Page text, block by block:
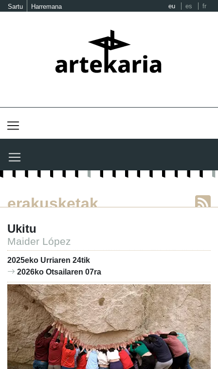
Sartu Harremana eu es fr
erakusketak
Ukitu
Maider López
2025eko Urriaren 24tik
2026ko Otsailaren 07ra